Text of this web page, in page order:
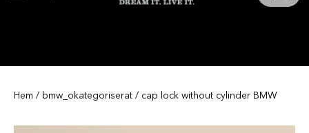
Hem / bmw_okategoriserat / cap lock without cylinder BMW